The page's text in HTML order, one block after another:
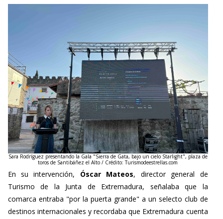
Sara Rodríguez presentando la Gala "Sierra de Gata, bajo un cielo Starlight", plaza de
toros de Santibáñez el Alto / Crédito: Turismodeestrellas.com
En suintervención, Óscar Mateos, director general de
Turismo de la Junta de Extremadura, señalaba que la
comarca entraba "por la puerta grande" a un selecto club de
destinos internacionales y recordaba que Extremadura cuenta